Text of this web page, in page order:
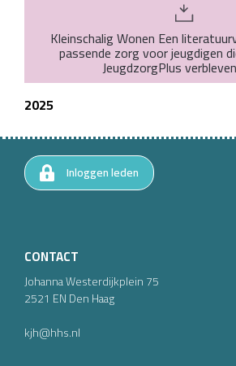
Kleinschalig Wonen Een
passende zorg voor jeugdigen
JeugdzorgPlus verbleven
2025
CONTACT
Johanna Westerdijkplein75
2521 ENDen Haag
kjh@hhs.nl
Inloggen leden